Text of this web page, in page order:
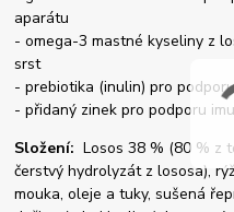
aparátu
- omega-3 mastné kyseliny z
srst
- prebiotika (inulin) pro
- přidaný zinek pro podporu
Složení: Losos 38 % (80 % z
čerstvý hydrolyzát z lososa),
mouka, oleje a tuky, sušená